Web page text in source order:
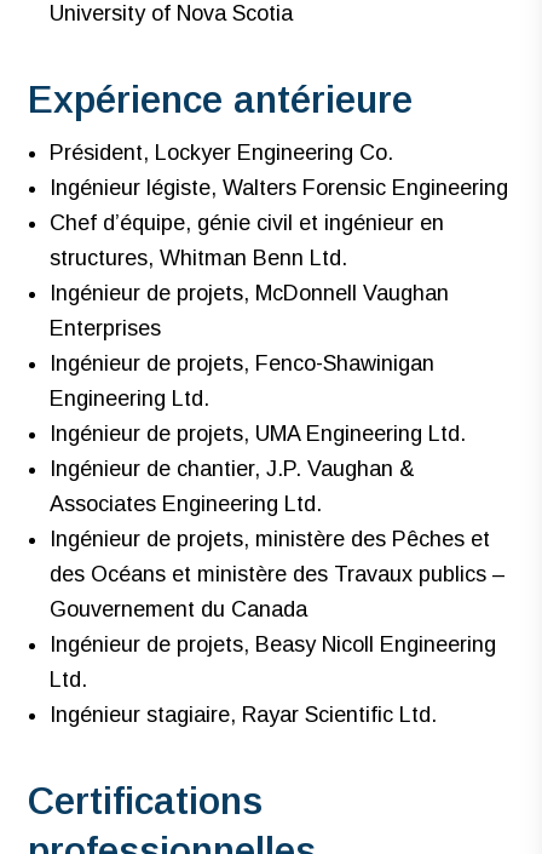
University of Nova Scotia
Expérience antérieure
Président, Lockyer Engineering Co.
Ingénieur légiste, Walters Forensic Engineering
Chef d’équipe, génie civil et ingénieur en
structures, Whitman Benn Ltd.
Ingénieur de projets, McDonnell Vaughan
Enterprises
Ingénieur de projets, Fenco-Shawinigan
Engineering Ltd.
Ingénieur de projets, UMA Engineering Ltd.
Ingénieur de chantier, J.P. Vaughan &
Associates Engineering Ltd.
Ingénieur de projets, ministère des Pêches et
des Océans et ministère des Travaux publics –
Gouvernement du Canada
Ingénieur de projets, Beasy Nicoll Engineering
Ltd.
Ingénieur stagiaire, Rayar Scientific Ltd.
Certifications